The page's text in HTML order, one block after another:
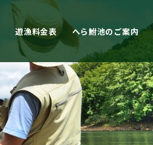
遊漁料金表 へら鮒池のご案内